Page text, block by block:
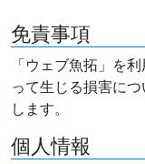
免責事項
「ウェブ魚拓」を
って生じる損害に
します。
個人情報